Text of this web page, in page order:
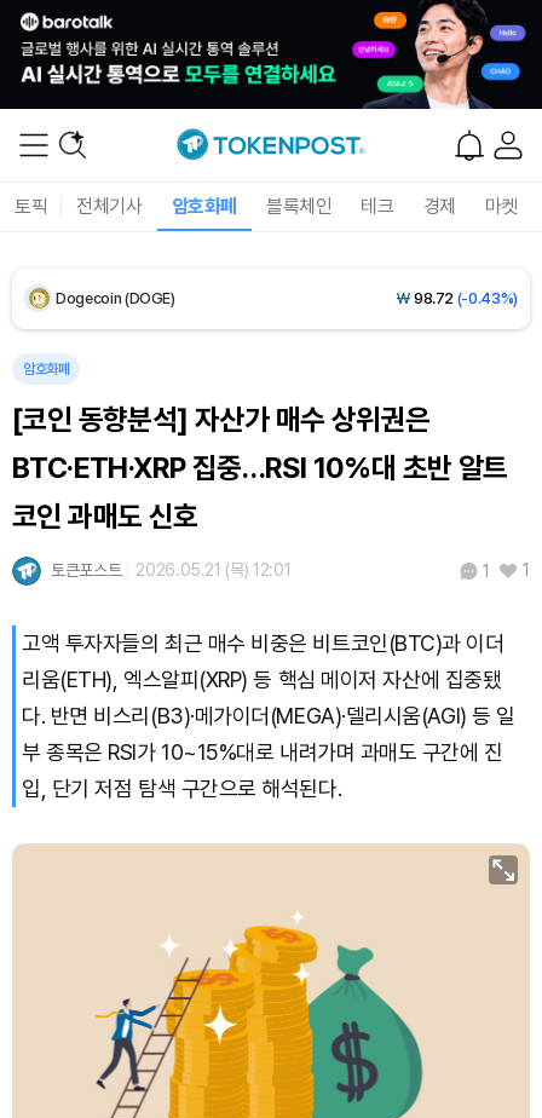
토픽 전체기사 암호화폐 블록체인 테크 경제 마켓
XRP (XRP) ₩1,466(-1.66%)
Dogecoin (DOGE) ₩ 98.72 (-0.43%)
Bitcoin (BTC)
암호화폐
[코인 동향분석] 자산가 매수 상위권은
BTC·ETH·XRP 집중…RSI 10%대 초반 알트
코인 과매도 신호
토큰포스트 2026.05.21 (목) 12:01 1 1
고액 투자자들의 최근 매수 비중은 비트코인(BTC)과 이더
리움(ETH), 엑스알피(XRP) 등 핵심 메이저 자산에 집중됐
다. 반면 비스리(B3)·메가이더(MEGA)·델리시움(AGI) 등 일
부 종목은 RSI가 10~15%대로 내려가며 과매도 구간에 진
입, 단기 저점 탐색 구간으로 해석된다.